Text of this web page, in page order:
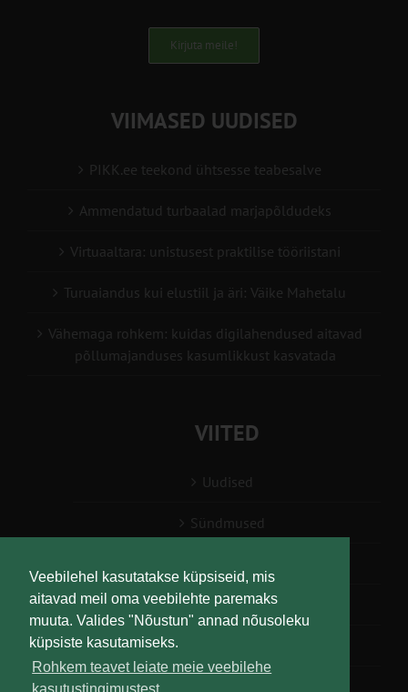
Veebilehel kasutatakse küpsiseid, mis
aitavad meil oma veebilehte paremaks
muuta. Valides "Nõustun" annad nõusoleku
küpsiste kasutamiseks.
Rohkem teavet leiate meie veebilehe
Kirjuta meile!
VIIMASED UUDISED
PIKK.ee teekond ühtsesse teabesalve
Ammendatud turbaalad marjapõldudeks
Virtuaaltara: unistusest praktilise tööriistani
Turuaiandus kui elustiil ja äri: Väike Mahetalu
Vähemaga rohkem: kuidas digilahendused aitavad
põllumajanduses kasumlikkust kasvatada
VIITED
Uudised
Sündmused
Teabesalv
Liitu uudiskirjaga